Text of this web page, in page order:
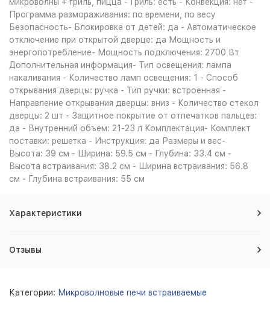
Программа размораживания: по времени, по весу
Безопасность- Блокировка от детей: да - Автоматическое
отключение при открытой дверце: да Мощность и
энергопотребление- Мощность подключения: 2700 Вт
Дополнительная информация- Тип освещения: лампа
накаливания - Количество ламп освещения: 1 - Способ
открывания дверцы: ручка - Тип ручки: встроенная -
Направление открывания дверцы: вниз - Количество стекол
дверцы: 2 шт - Защитное покрытие от отпечатков пальцев:
да - Внутренний объем: 21-23 л Комплектация- Комплект
поставки: решетка - Инструкция: да Размеры и вес-
Высота: 39 см - Ширина: 59.5 см - Глубина: 33.4 см -
Высота встраивания: 38.2 см - Ширина встраивания: 56.8
см - Глубина встраивания: 55 см
Характеристики
Отзывы
Категории: Микроволновые печи встраиваемые